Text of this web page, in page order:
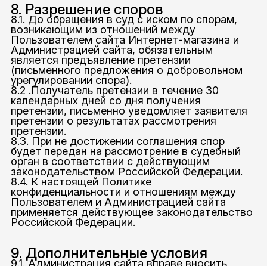
8. Разрешение споров
8.1. До обращения в суд с иском по спорам,
возникающим из отношений между
Пользователем сайта Интернет-магазина и
Администрацией сайта, обязательным
является предъявление претензии
(письменного предложения о добровольном
урегулировании спора).
8.2 .Получатель претензии в течение 30
календарных дней со дня получения
претензии, письменно уведомляет заявителя
претензии о результатах рассмотрения
претензии.
8.3. При не достижении соглашения спор
будет передан на рассмотрение в судебный
орган в соответствии с действующим
законодательством Российской Федерации.
8.4. К настоящей Политике
конфиденциальности и отношениям между
Пользователем и Администрацией сайта
применяется действующее законодательство
Российской Федерации.
9. Дополнительные условия
9.1. Администрация сайта вправе вносить